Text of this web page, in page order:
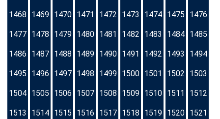
1468 1469 1470 1471 1472 1473 1474 1475 1476
1477 1478 1479 1480 1481 1482 1483 1484 1485
1486 1487 1488 1489 1490 1491 1492 1493 1494
1495 1496 1497 1498 1499 1500 1501 1502 1503
1504 1505 1506 1507 1508 1509 1510 1511 1512
1513 1514 1515 1516 1517 1518 1519 1520 1521